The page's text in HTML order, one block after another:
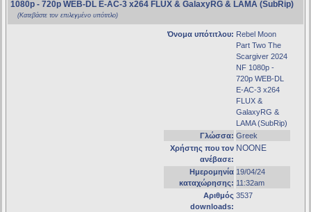
1080p - 720p WEB-DL E-AC-3 x264 FLUX & GalaxyRG & LAMA (SubRip)
(Κατεβάστε τον επιλεγμένο υπότιτλο)
Όνομα υπότιτλου: Rebel Moon
Part Two The
Scargiver 2024
NF 1080p -
720p WEB-DL
E-AC-3 x264
FLUX &
GalaxyRG &
LAMA (SubRip)
Γλώσσα: Greek
Χρήστης που τον
ανέβασε:
NOONE
Ημερομηνία
καταχώρησης:
19/04/24
11:32am
Αριθμός
downloads:
3537